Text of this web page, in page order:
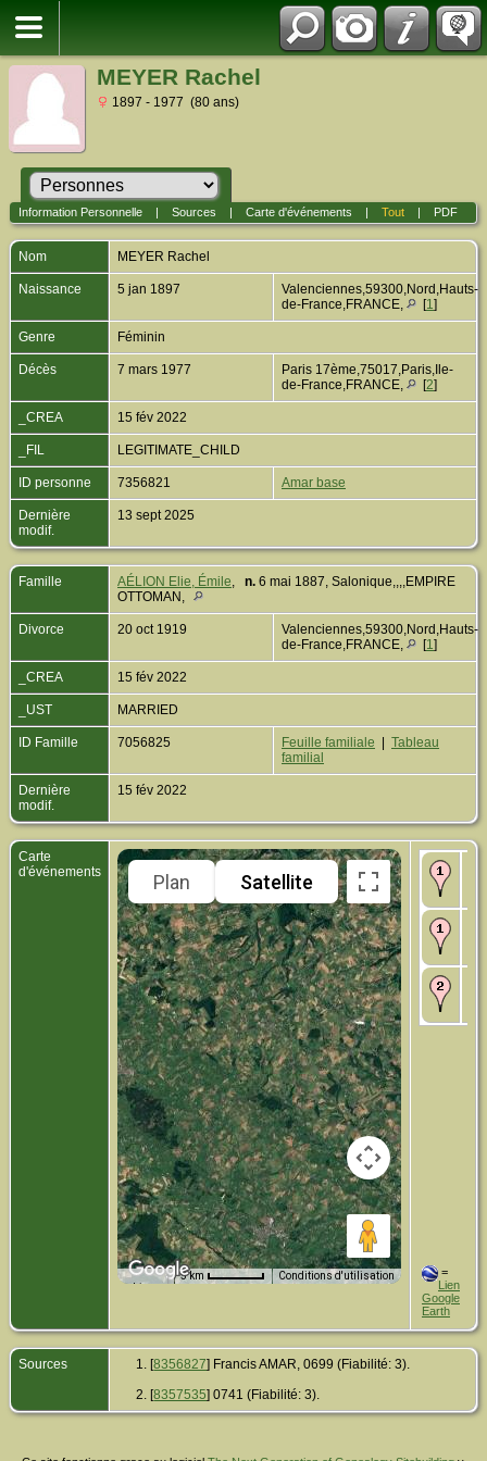
MEYER Rachel
1897 - 1977 (80 ans)
Information Personnelle| Sources Carte d'événements Tout| PDF
Nom MEYER Rachel
Naissance 5 jan 1897
Valenciennes,59300,Nord,Hauts-
de-France,FRANCE,
[1]
Genre Féminin
Décès 7 mars 1977
Paris 17ème,75017,Paris,Ile-
de-France,FRANCE,
[2]
_CREA 15 fév 2022
_FIL LEGITIMATE_CHILD
ID personne 7356821 Amar base
Dernière
modif.
13 sept 2025
Famille AÉLION Elie, Émile, n. 6 mai 1887, Salonique,,,,EMPIRE
OTTOMAN,
Divorce 20 oct 1919
Valenciennes,59300,Nord,Hauts-
de-France,FRANCE,
[1]
_CREA 15 fév 2022
_UST MARRIED
ID Famille 7056825 Feuille familiale
Tableau
familial
Dernière
modif.
15 fév 2022
Carte
d'événements
Plan Satellite
Données cartographiques
5 km Conditions d'utilisation
=
Lien
Google
Earth
Sources [8356827] Francis AMAR, 0699 (Fiabilité: 3).
[8357535] 0741 (Fiabilité: 3).